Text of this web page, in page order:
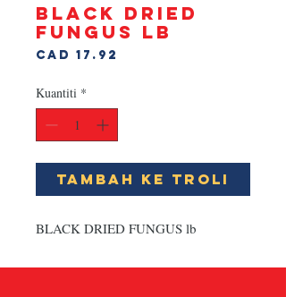
BLACK DRIED
FUNGUS lb
CAD 17.92
Kuantiti *
Tambah ke Troli
BLACK DRIED FUNGUS lb